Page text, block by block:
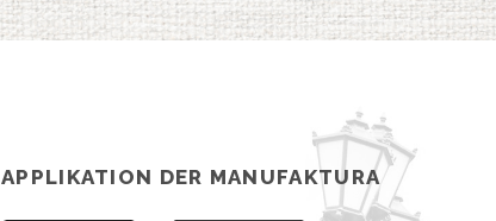
APPLIKATION DER MANUFAKTURA